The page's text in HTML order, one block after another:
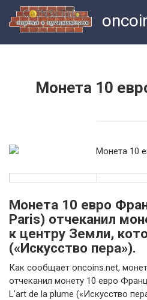
Перейти
контенту
Монета 10
Монета 10 евро
Paris) отчеканил
к центру Земли,
(«Искусство пера»).
Как сообщает oncoins.net,
отчеканил монету 10 евро
L’art de la plume («Искусство